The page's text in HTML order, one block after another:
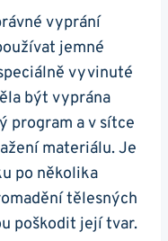
vyprání
jemné
vyvinuté
být vyprána
program a v sítce
materiálu. Je
po několika
tělesných
poškodit její tvar.